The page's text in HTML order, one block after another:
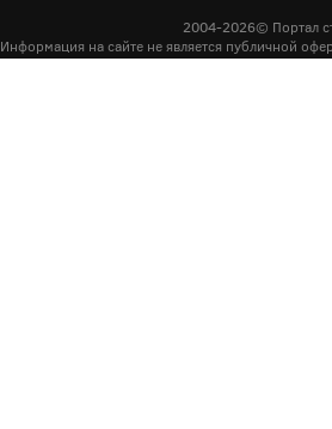
2004-2026© Портал
Информация на сайте не является публичной